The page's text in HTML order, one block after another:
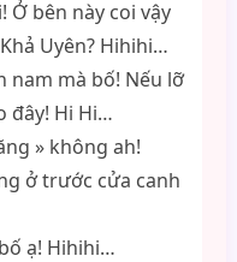
Ở bên này coi vậy
Uyên? Hihihi…
nam mà bố! Nếu lỡ
đây! Hi Hi…
» không ah!
ở trước cửa canh
ạ! Hihihi…